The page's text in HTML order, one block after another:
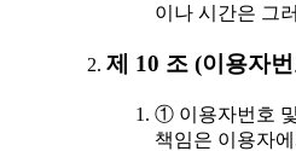
이나 시간은 그
제 10 조 (이용자
① 이용자번호
책임은 이용자